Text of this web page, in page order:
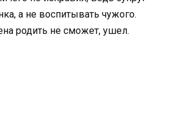
а не воспитывать чужого.
родить не сможет, ушел.